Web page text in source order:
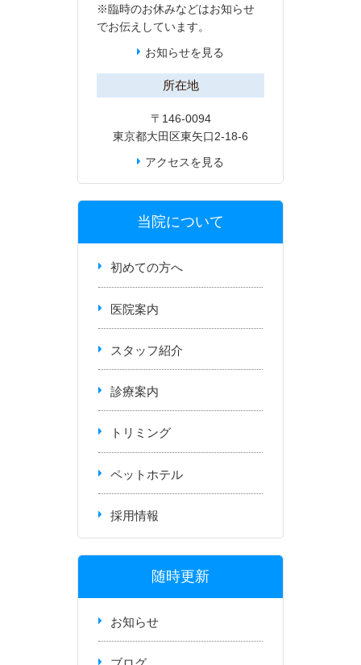
※臨時のお休みなどはお知らせ
でお伝えしています。
お知らせを見る
所在地
〒146-0094
東京都大田区東矢口2-18-6
アクセスを見る
当院について
初めての方へ
医院案内
スタッフ紹介
診療案内
トリミング
ペットホテル
採用情報
随時更新
お知らせ